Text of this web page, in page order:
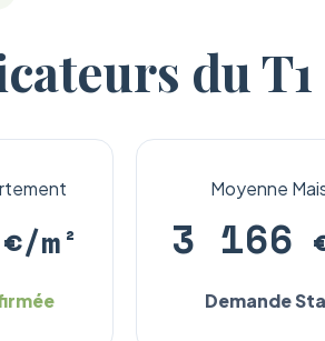
du
€/m²
Moyenne
3 166
Demande